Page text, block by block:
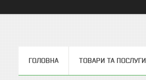
ГОЛОВНА ТОВАРИ ТА ПОСЛУГИ